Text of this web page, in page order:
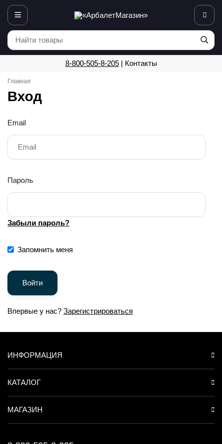
8-800-505-8-205| Контакты
Главная
Вход
Email
Пароль
Забыли пароль?
Запомнить меня
Впервые у нас? Зарегистрироваться
ИНФОРМАЦИЯ
КАТАЛОГ
МАГАЗИН